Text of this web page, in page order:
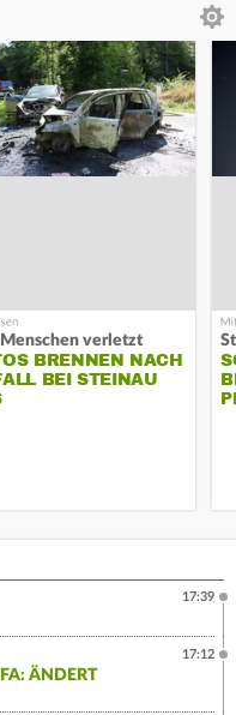
verletzt
BRENNEN NACH
BEI STEINAU
17:39
ÄNDERT
17:12